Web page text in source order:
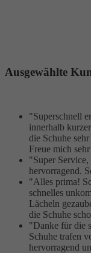
Ausgewählte
"Superschnell
innerhalb
die Schuhe
Freue mich
"Super Service,
hervorragend.
"Alles prima!
schnelles
Lächeln
die Schuhe
"Danke für die
Schuhe trafen
hervorragend